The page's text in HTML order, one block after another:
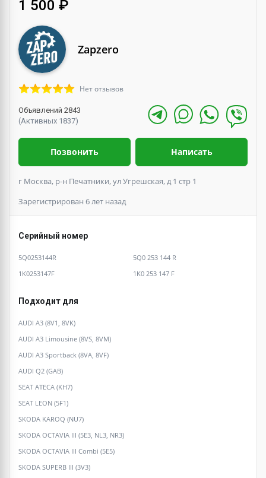
1 500 ₽
Zapzero
Нет отзывов
Объявлений 2843
(Активных 1837)
Позвонить Написать
г Москва, р-н Печатники, ул Угрешская, д 1 стр 1
Зарегистрирован 6 лет назад
Серийный номер
5Q0253144R
5Q0 253 144 R
1K0253147F
1K0 253 147 F
Подходит для
AUDI A3 (8V1, 8VK)
AUDI A3 Limousine (8VS, 8VM)
AUDI A3 Sportback (8VA, 8VF)
AUDI Q2 (GAB)
SEAT ATECA (KH7)
SEAT LEON (5F1)
SKODA KAROQ (NU7)
SKODA OCTAVIA III (5E3, NL3, NR3)
SKODA OCTAVIA III Combi (5E5)
SKODA SUPERB III (3V3)